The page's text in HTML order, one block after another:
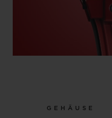
GEHÄUSE